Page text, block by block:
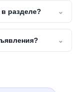
разделе? ⌄
⌄